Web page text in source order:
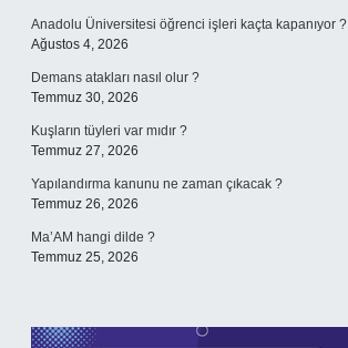
Anadolu Üniversitesi öğrenci işleri kaçta kapanıyor ?
Ağustos 4, 2026
Demans atakları nasıl olur ?
Temmuz 30, 2026
Kuşların tüyleri var mıdır ?
Temmuz 27, 2026
Yapılandırma kanunu ne zaman çıkacak ?
Temmuz 26, 2026
Ma’AM hangi dilde ?
Temmuz 25, 2026